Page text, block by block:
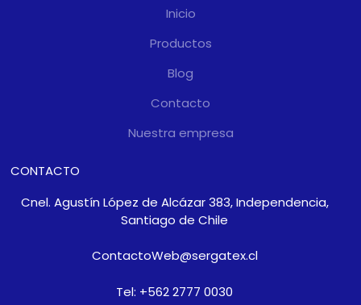
Inicio
Productos
Blog
Contacto
Nuestra empresa
CONTACTO
Cnel. Agustín López de Alcázar 383, Independencia,
Santiago de Chile
ContactoWeb@sergatex.cl
Tel: +562 2777 0030